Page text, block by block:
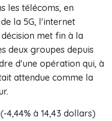
les télécoms, en
la 5G, l'internet
met fin à la
deux groupes depuis
d'une opération qui, à
attendue comme la
4,44% à 14,43 dollars)